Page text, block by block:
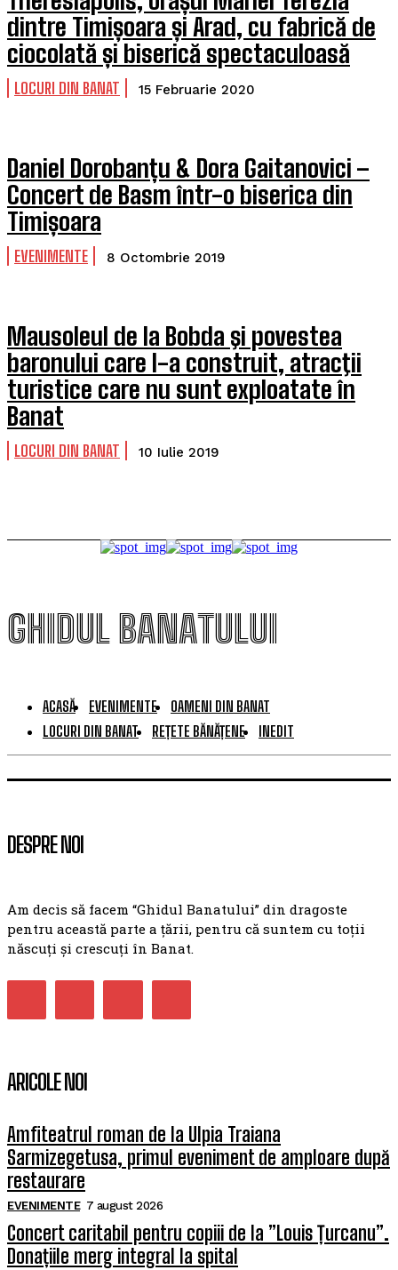
dintre Timișoara și Arad, cu fabrică de
ciocolată și biserică spectaculoasă
LOCURI DIN BANAT 15 Februarie 2020
Daniel Dorobanțu & Dora Gaitanovici –
Concert de Basm într-o biserica din
Timișoara
EVENIMENTE 8 Octombrie 2019
Mausoleul de la Bobda şi povestea
baronului care l-a construit, atracţii
turistice care nu sunt exploatate în
Banat
LOCURI DIN BANAT 10 Iulie 2019
GHIDUL BANATULUI
ACASĂ EVENIMENTE
OAMENI DIN BANAT
LOCURI DIN BANAT
REȚETE BĂNĂȚENE INEDIT
DESPRE NOI
Am decis să facem “Ghidul Banatului” din dragoste
pentru această parte a țării, pentru că suntem cu toții
născuți și crescuți în Banat.
ARICOLE NOI
Amfiteatrul roman de la Ulpia Traiana
Sarmizegetusa, primul eveniment de amploare după
restaurare
EVENIMENTE 7 august 2026
Concert caritabil pentru copiii de la ”Louis Țurcanu”.
Donațiile merg integral la spital